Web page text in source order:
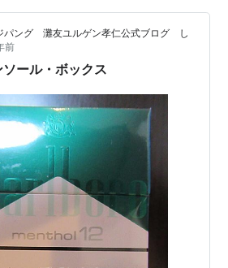
パング 灘友ユルゲン孝仁公式ブログ し
前
ール・ボックス